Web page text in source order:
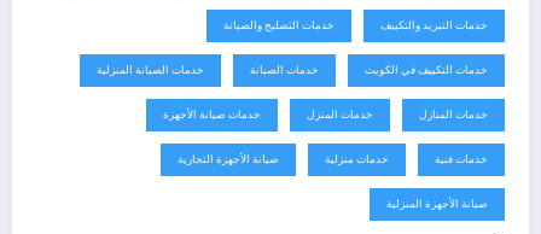
خدمات التبريد والتكييف خدمات التصليح والصيانة
خدمات التكييف في الكويت خدمات الصيانة خدمات الصيانة المنزلية
خدمات المنازل خدمات المنزل خدمات صيانة الأجهزة
خدمات فنية خدمات منزلية صيانة الأجهزة التجارية
صيانة الأجهزة المنزلية